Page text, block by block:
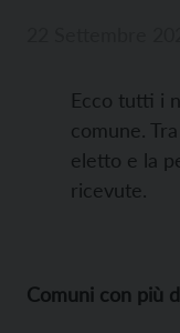
Ecco tutti i
comune.
eletto e la
ricevute.
Comuni con più